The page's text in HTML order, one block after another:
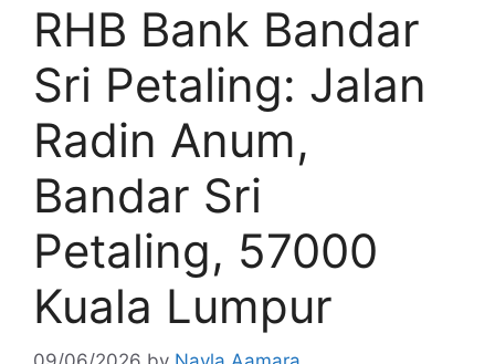
RHB Bank Bandar
Sri Petaling: Jalan
Radin Anum,
Bandar Sri
Petaling, 57000
Kuala Lumpur